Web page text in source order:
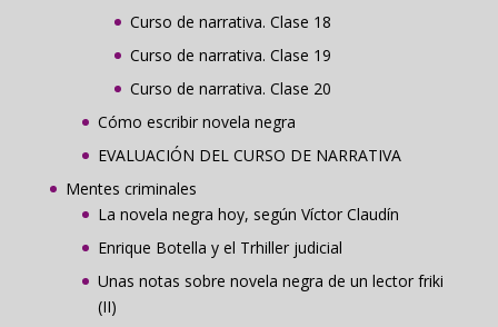
Curso de narrativa. Clase 18
Curso de narrativa. Clase 19
Curso de narrativa. Clase 20
Cómo escribir novela negra
EVALUACIÓN DEL CURSO DE NARRATIVA
Mentes criminales
La novela negra hoy, según Víctor Claudín
Enrique Botella y el Trhiller judicial
Unas notas sobre novela negra de un lector friki
(II)